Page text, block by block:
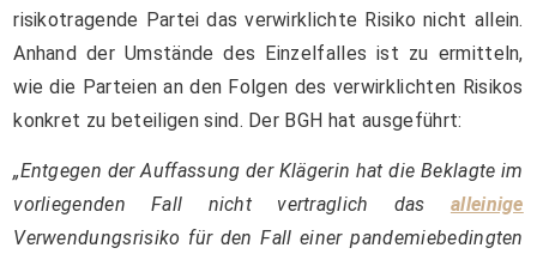
risikotragende Partei das verwirklichte Risiko nicht allein.
Anhand der Umstände des Einzelfalles ist zu ermitteln,
wie die Parteien an den Folgen des verwirklichten Risikos
konkret zu beteiligen sind. Der BGH hat ausgeführt:
„Entgegen der Auffassung der Klägerin hat die Beklagte im
vorliegenden Fall nicht vertraglich das alleinige
Verwendungsrisiko für den Fall einer pandemiebedingten